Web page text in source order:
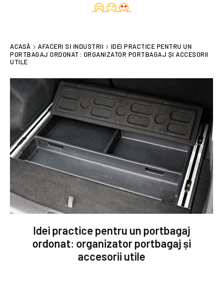
ACASĂ AFACERI SI INDUSTRII
IDEI PRACTICE PENTRU UN
PORTBAGAJ ORDONAT: ORGANIZATOR PORTBAGAJ ȘI ACCESORII
UTILE
Idei practice pentru un portbagaj
ordonat: organizator portbagaj și
accesorii utile